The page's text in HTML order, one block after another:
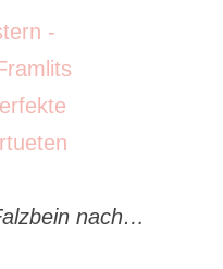
nach…